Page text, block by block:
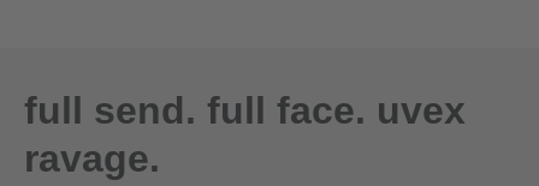
full send. full face. uvex
ravage.